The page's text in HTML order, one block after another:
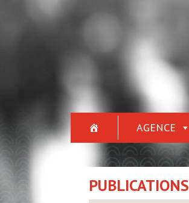
AGENCE
PUBLICATIONS